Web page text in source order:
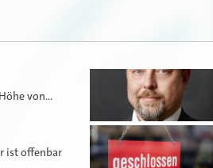
von…
ist offenbar